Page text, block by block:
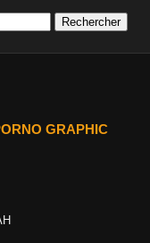
GRAPHIC